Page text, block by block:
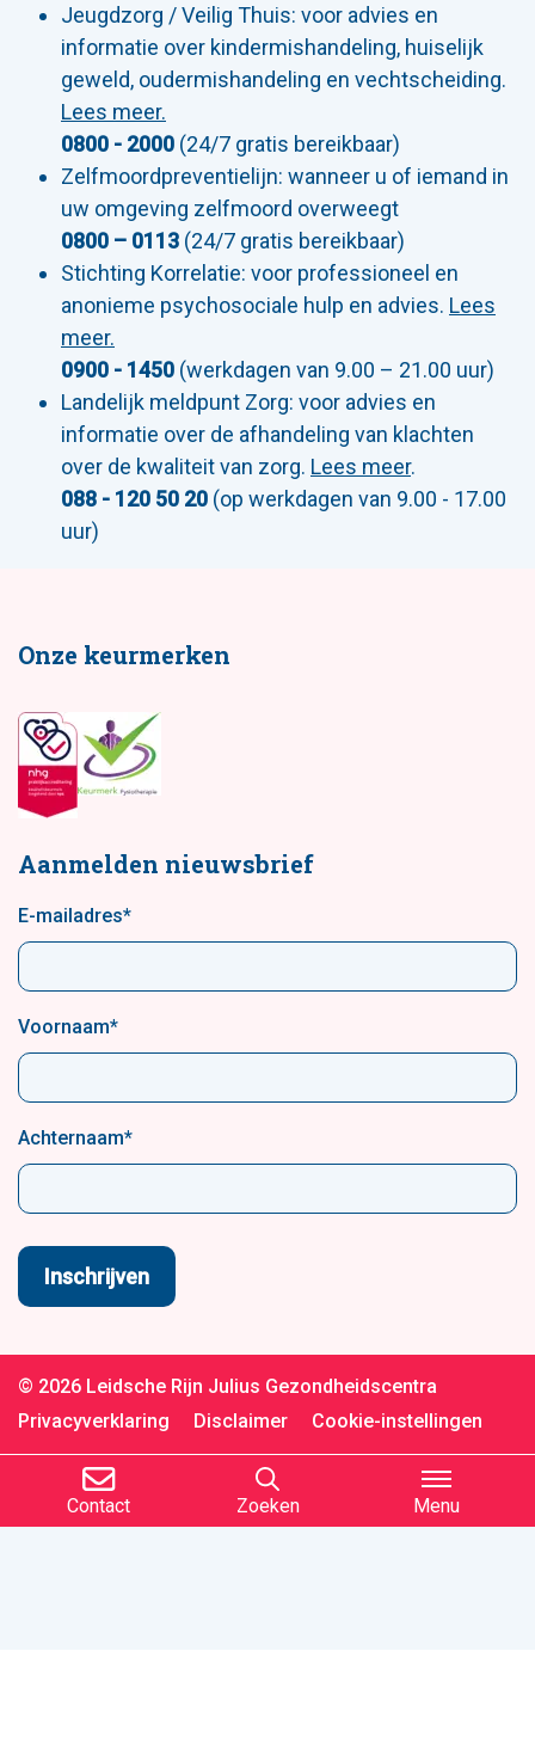
Jeugdzorg / Veilig Thuis: voor advies en
informatie over kindermishandeling, huiselijk
geweld, oudermishandeling en vechtscheiding.
Lees meer.
0800 - 2000 (24/7 gratis bereikbaar)
Zelfmoordpreventielijn: wanneer u of iemand in
uw omgeving zelfmoord overweegt
0800 – 0113 (24/7 gratis bereikbaar)
Stichting Korrelatie: voor professioneel en
anonieme psychosociale hulp en advies. Lees
meer.
0900 - 1450 (werkdagen van 9.00 – 21.00 uur)
Landelijk meldpunt Zorg: voor advies en
informatie over de afhandeling van klachten
over de kwaliteit van zorg. Lees meer.
088 - 120 50 20 (op werkdagen van 9.00 - 17.00
uur)
Onze keurmerken
Aanmelden nieuwsbrief
E-mailadres*
Voornaam*
Achternaam*
© 2026 Leidsche Rijn Julius Gezondheidscentra
Privacyverklaring
Disclaimer Cookie-instellingen
Contact Zoeken Menu